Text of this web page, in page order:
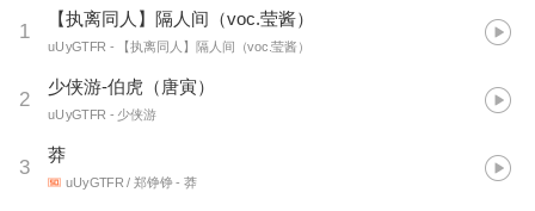
1
【执离同人】隔人间（voc.莹酱）
uUyGTFR - 【执离同人】隔人间（voc.莹酱）
2
少侠游-伯虎（唐寅）
uUyGTFR - 少侠游
3
莽
uUyGTFR / 郑铮铮- 莽